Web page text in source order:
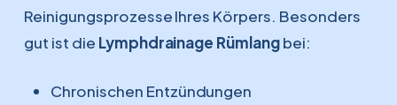
Reinigungsprozesse Ihres Körpers. Besonders
gut ist die Lymphdrainage Rümlangbei:
Chronischen Entzündungen